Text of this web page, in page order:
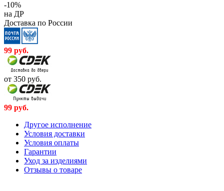
-10%
на ДР
Доставка по России
99 руб.
от 350 руб.
99 руб.
Другое исполнение
Условия доставки
Условия оплаты
Гарантии
Уход за изделиями
Отзывы о товаре